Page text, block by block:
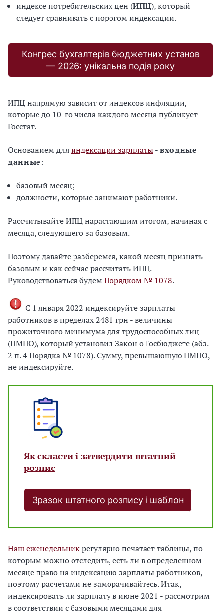
индексе потребительских цен (ИПЦ), который
следует сравнивать с порогом индексации.
Конгрес бухгалтерів бюджетних установ
— 2026: унікальна подія року
ИПЦ напрямую зависит от индексов инфляции,
которые до 10-го числа каждого месяца публикует
Госстат.
Основанием дляиндексации зарплаты-входные
данные:
базовый месяц;
должности, которые занимают работники.
Рассчитывайте ИПЦ нарастающим итогом, начиная с
месяца, следующего за базовым.
Поэтому давайте разберемся, какой месяц признать
базовым и как сейчас рассчитать ИПЦ.
Руководствоваться будем Порядком № 1078.
С 1 января 2022 индексируйте зарплаты
работников в пределах 2481 грн - величины
прожиточного минимума для трудоспособных лиц
(ПМПО), который установил Закон о Госбюджете (абз.
2 п. 4 Порядка № 1078). Сумму, превышающую ПМПО,
не индексируйте.
Як скласти і затвердити штатний
розпис
Зразок штатного розпису і шаблон
Наш еженедельникрегулярно печатает таблицы, по
которым можно отследить, есть ли в определенном
месяце право на индексацию зарплаты работников,
поэтому расчетами не заморачивайтесь. Итак,
индексировать ли зарплату в июне 2021 - рассмотрим
в соответствии с базовыми месяцами для